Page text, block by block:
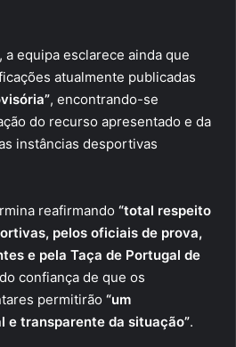
a equipa esclarece ainda que
atualmente publicadas
, encontrando-se
do recurso apresentado e da
instâncias desportivas
reafirmando “total respeito
pelos oficiais de prova,
e pela Taça de Portugal de
confiança de que os
permitirão “um
e transparente da situação”.